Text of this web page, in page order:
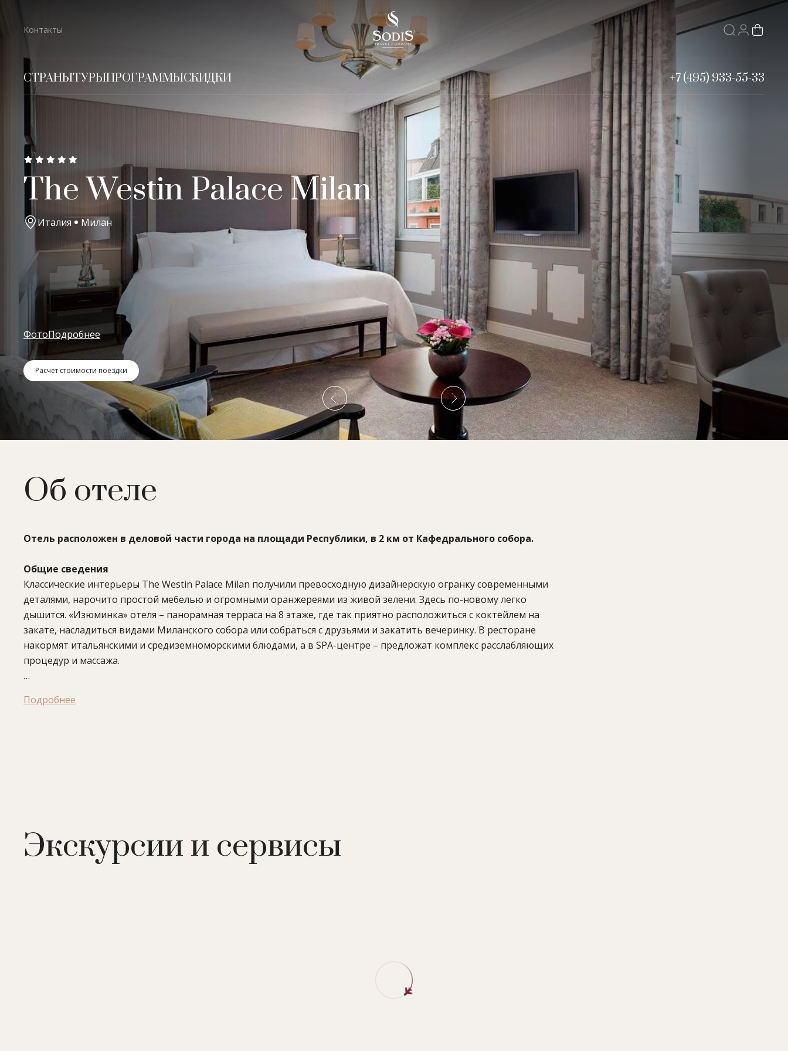
Контакты
СТРАНЫТУРЫПРОГРАММЫСКИДКИ +7 (495) 933-55-33
The Westin Palace Milan
Италия Милан
ФотоПодробнее
Расчет стоимости поездки
Об отеле
Отель расположен в деловой части города на площади Республики, в 2 км от Кафедрального собора.
Общие сведения
Классические интерьеры The Westin Palace Milan получили превосходную дизайнерскую огранку современными
деталями, нарочито простой мебелью и огромными оранжереями из живой зелени. Здесь по-новому легко
дышится. «Изюминка» отеля – панорамная терраса на 8 этаже, где так приятно расположиться с коктейлем на
закате, насладиться видами Миланского собора или собраться с друзьями и закатить вечеринку. В ресторане
накормят итальянскими и средиземноморскими блюдами, а в SPA-центре – предложат комплекс расслабляющих
процедур и массажа.
зал, бизнес-центр, 15 конференц-залов (до 300 человек), услуги няни, услуги консьержа, парковка.
Подробнее
Экскурсии и сервисы